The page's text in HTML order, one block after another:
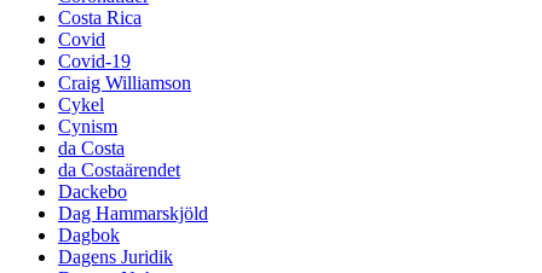
Costa Rica
Covid
Covid-19
Craig Williamson
Cykel
Cynism
da Costa
da Costaärendet
Dackebo
Dag Hammarskjöld
Dagbok
Dagens Juridik